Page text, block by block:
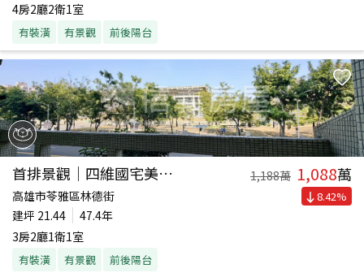
4房2廳2衛1室
有裝潢 有景觀 前後陽台
首排景觀｜四維國宅美三房 1,188萬 1,088萬
高雄市苓雅區林德街
建坪 21.44
47.4年
3房2廳1衛1室
有裝潢 有景觀 前後陽台
8.42%